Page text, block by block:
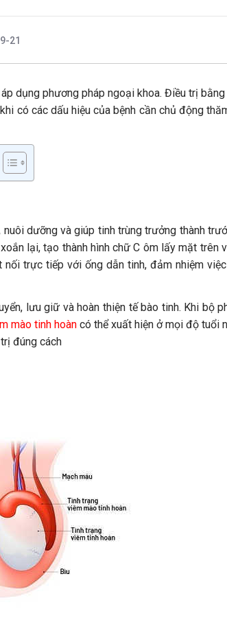
21
dụng phương pháp ngoại khoa. Điều trị
có các dấu hiệu của bệnh cần chủ động
dưỡng và giúp tinh trùng trưởng thành
lại, tạo thành hình chữ C ôm lấy mặt trên
trực tiếp với ống dẫn tinh, đảm nhiệm
lưu giữ và hoàn thiện tế bào tinh. Khi bộ
mào tinh hoàn có thể xuất hiện ở mọi độ tuổi
đúng cách